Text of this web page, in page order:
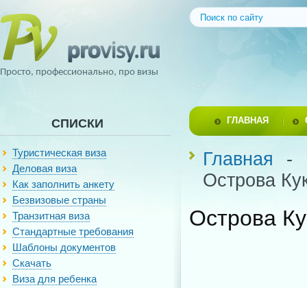
Просто, профессионально, про визы
СПИСКИ
Туристическая виза
Деловая виза
Как заполнить анкету
Безвизовые страны
Транзитная виза
Стандартные требования
Шаблоны документов
Скачать
Виза для ребенка
ГЛАВНАЯ
Главная -
Острова
Острова